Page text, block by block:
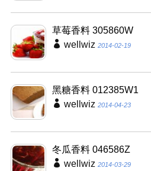
草莓香料 305860W
wellwiz 2014-02-19
黑糖香料 012385W1
wellwiz 2014-04-23
冬瓜香料 046586Z
wellwiz 2014-03-29